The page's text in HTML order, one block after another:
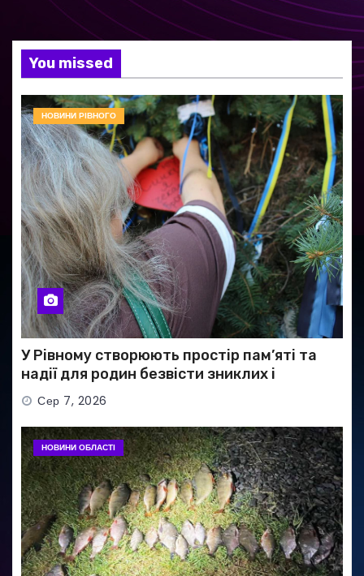
You missed
НОВИНИ РІВНОГО
У Рівному створюють простір пам’яті та
надії для родин безвісти зниклих і
полонених військових
Сер 7, 2026
НОВИНИ ОБЛАСТІ